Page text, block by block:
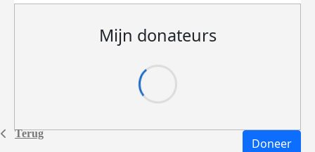
Terug
Mijn donateurs
Doneer